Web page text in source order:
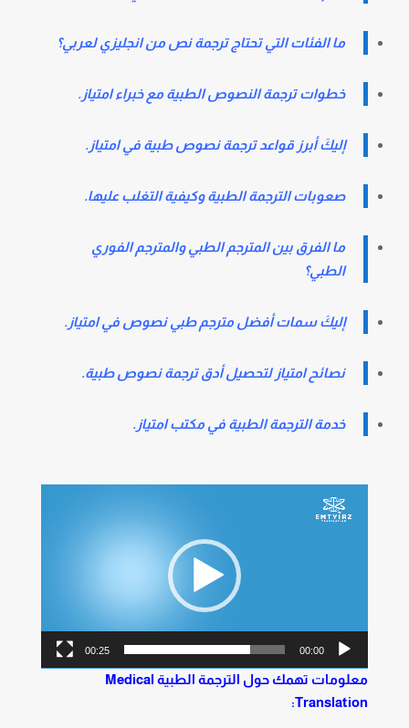
ما الفئات التي تحتاج ترجمة نص من انجليزي لعربي؟
خطوات ترجمة النصوص الطبية مع خبراء امتياز.
إليكَ أبرز قواعد ترجمة نصوص طبية في امتياز.
صعوبات الترجمة الطبية وكيفية التغلب عليها.
ما الفرق بين المترجم الطبي والمترجم الفوري
الطبي؟
إليكَ سمات أفضل مترجم طبي نصوص في امتياز.
نصائح امتياز لتحصيل أدق ترجمة نصوص طبية.
خدمة الترجمة الطبية في مكتب امتياز.
مشغل
الفيديو
00:00
00:25
معلومات تهمك حول الترجمة الطبية Medical
Translation
: